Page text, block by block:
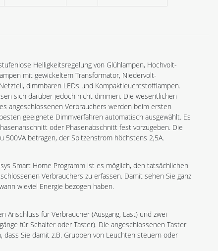
Helligkeitsregelung von Glühlampen, Hochvolt-
mit gewickeltem Transformator, Niedervolt-
dimmbaren LEDs und Kompaktleuchtstofflampen.
sich darüber jedoch nicht dimmen. Die wesentlichen
angeschlossenen Verbrauchers werden beim ersten
geeignete Dimmverfahren automatisch ausgewählt. Es
oder Phasenabschnitt fest vorzugeben. Die
500VA betragen, der Spitzenstrom höchstens 2,5A.
Smart Home Programm ist es möglich, den tatsächlichen
Verbrauchers zu erfassen. Damit sehen Sie ganz
wieviel Energie bezogen haben.
Anschluss für Verbraucher (Ausgang, Last) und zwei
für Schalter oder Taster). Die angeschlossenen Taster
Sie damit z.B. Gruppen von Leuchten steuern oder